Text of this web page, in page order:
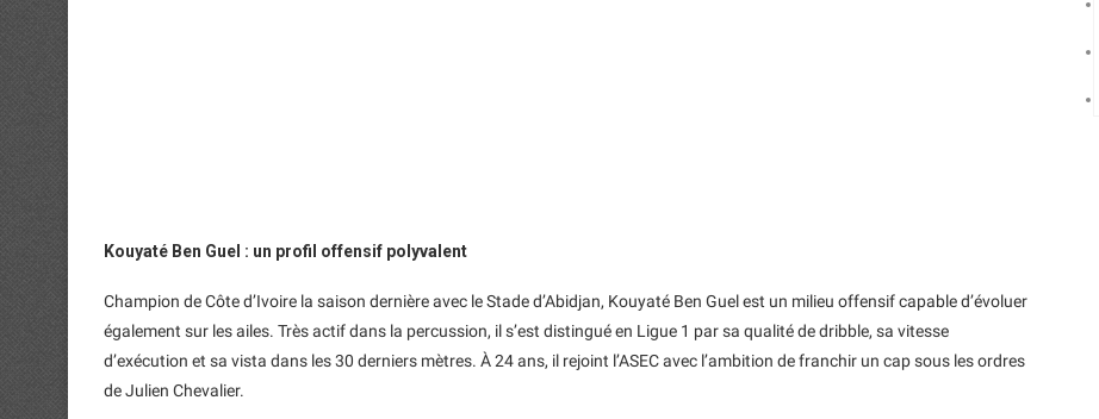
Kouyaté Ben Guel : un profil offensif polyvalent
Champion de Côte d’Ivoire la saison dernière avec le Stade d’Abidjan, Kouyaté Ben Guel est un milieu offensif capable d’évoluer
également sur les ailes. Très actif dans la percussion, il s’est distingué en Ligue 1 par sa qualité de dribble, sa vitesse
d’exécution et sa vista dans les 30 derniers mètres. À 24 ans, il rejoint l’ASEC avec l’ambition de franchir un cap sous les ordres
de Julien Chevalier.